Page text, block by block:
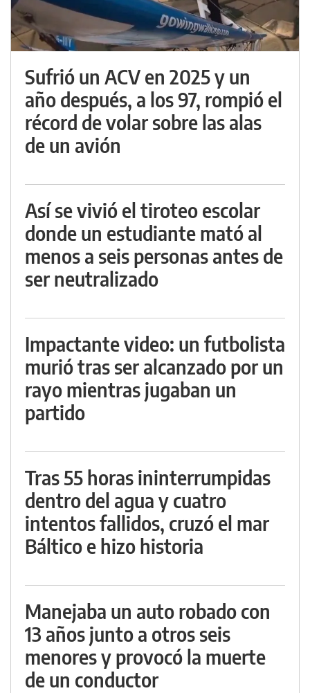
Sufrió un ACV en 2025 y un
año después, a los 97, rompió el
récord de volar sobre las alas
de un avión
Así se vivió el tiroteo escolar
donde un estudiante mató al
menos a seis personas antes de
ser neutralizado
Impactante video: un futbolista
murió tras ser alcanzado por un
rayo mientras jugaban un
partido
Tras 55 horas ininterrumpidas
dentro del agua y cuatro
intentos fallidos, cruzó el mar
Báltico e hizo historia
Manejaba un auto robado con
13 años junto a otros seis
menores y provocó la muerte
de un conductor